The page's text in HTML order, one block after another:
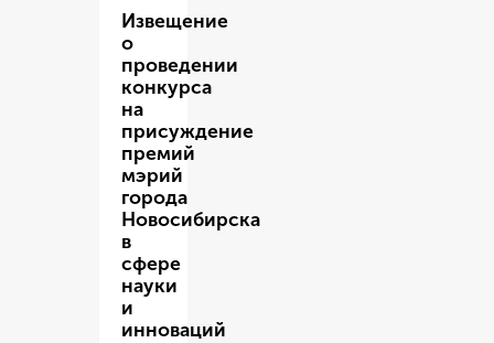
Извещение
о
проведении
конкурса
на
присуждение
премий
мэрий
города
Новосибирска
в
сфере
науки
и
инноваций